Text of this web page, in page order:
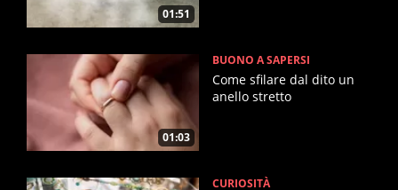
01:51
01:03
BUONO A SAPERSI
Come sfilare dal dito un
anello stretto
CURIOSITÀ